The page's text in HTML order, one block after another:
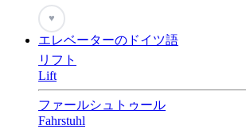
♥
エレベーターのドイツ語
リフト
Lift
ファールシュトゥール
Fahrstuhl